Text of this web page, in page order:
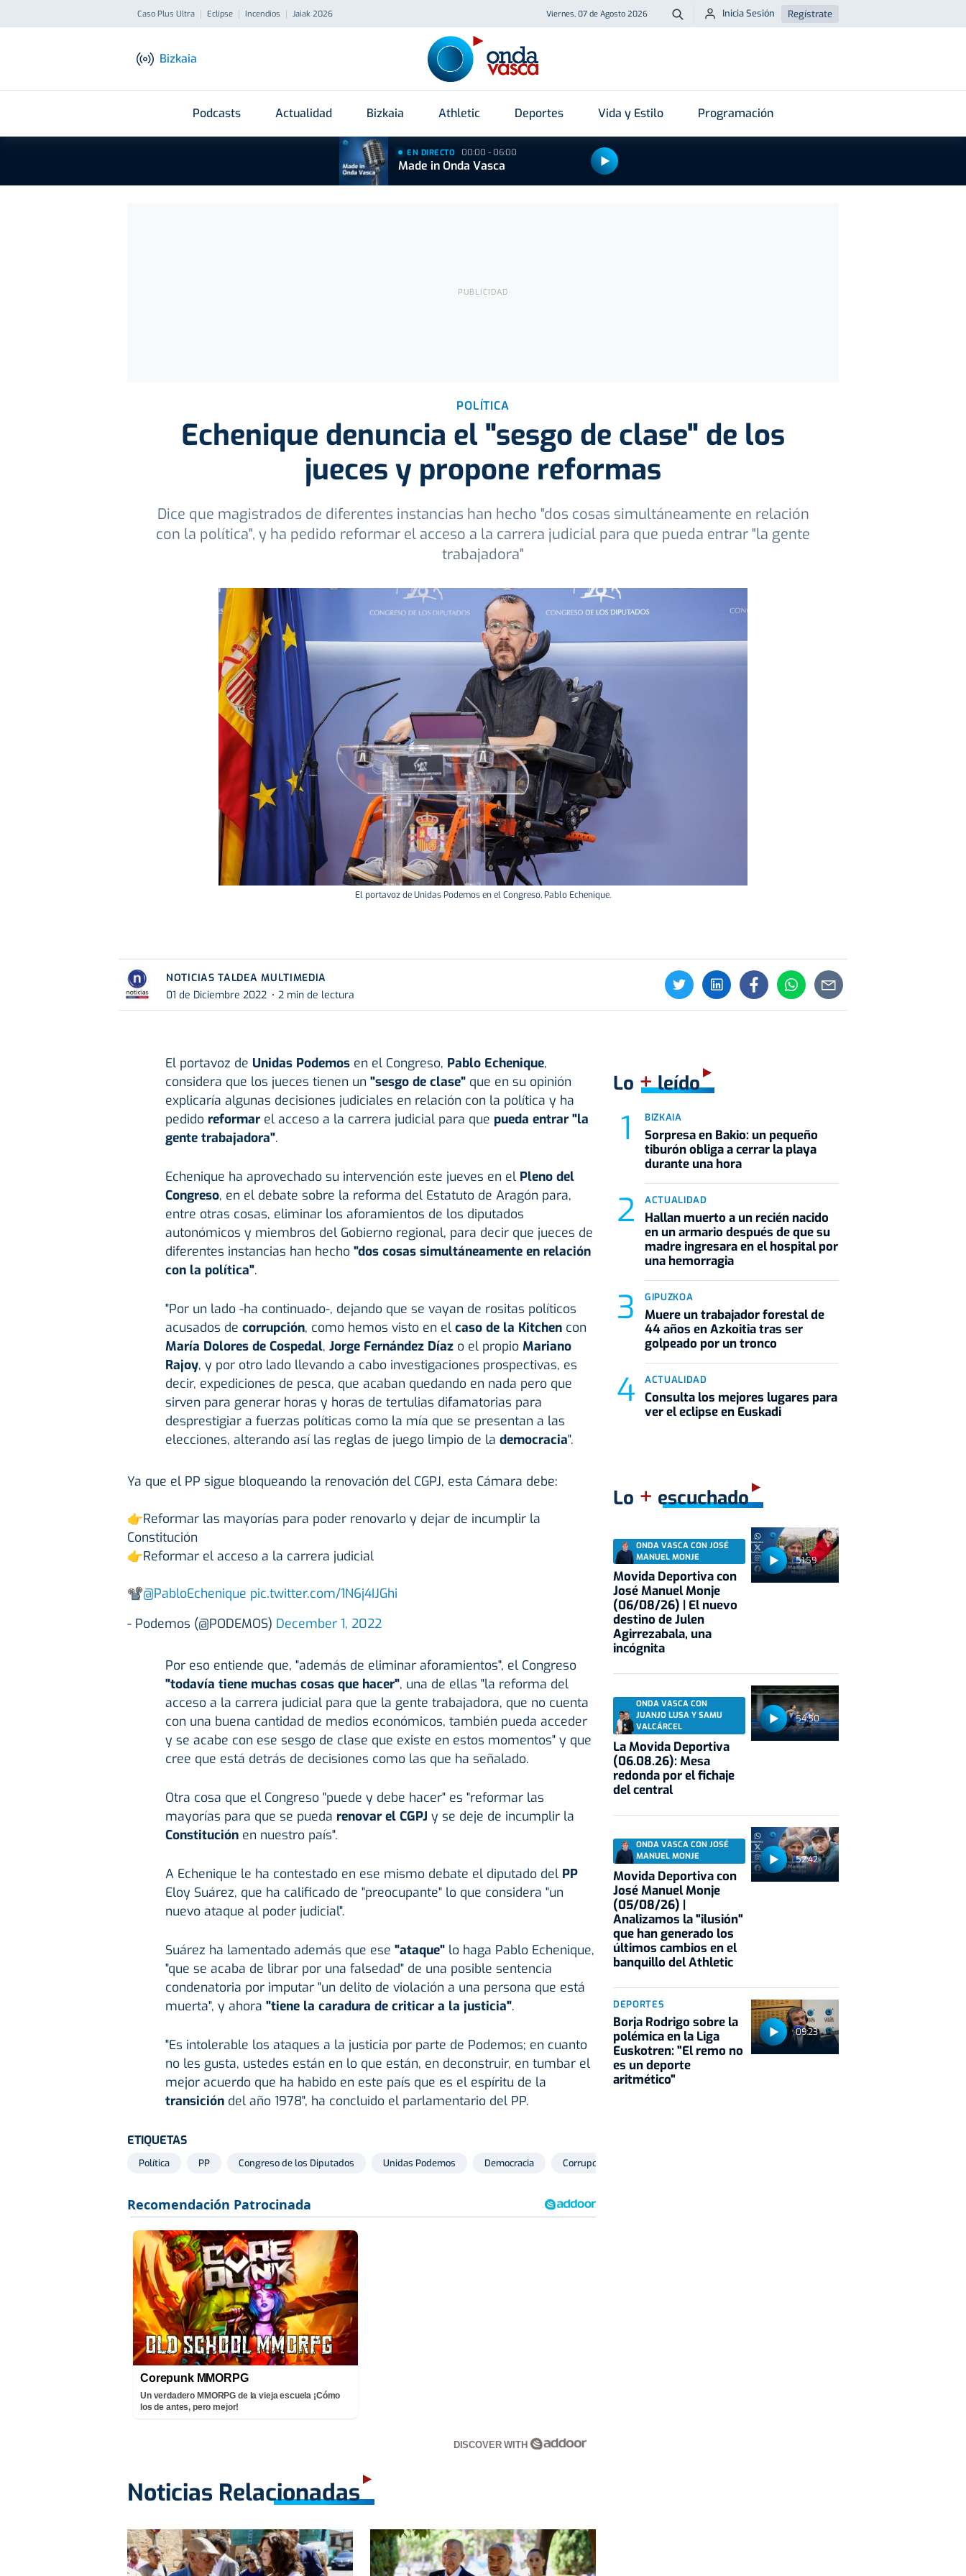
Caso Plus Ultra Eclipse Incendios Jaiak 2026 Viernes, 07 de Agosto 2026 Buscar
Inicia Sesión Regístrate
Bizkaia
Podcasts Actualidad Bizkaia Athletic Deportes Vida y Estilo Programación
EN DIRECTO 00:00 - 06:00
Made in Onda Vasca
POLÍTICA
Echenique denuncia el "sesgo de clase" de los
jueces y propone reformas
Dice que magistrados de diferentes instancias han hecho "dos cosas simultáneamente en relación
con la política", y ha pedido reformar el acceso a la carrera judicial para que pueda entrar "la gente
trabajadora"
El portavoz de Unidas Podemos en el Congreso, Pablo Echenique.
NOTICIAS TALDEA MULTIMEDIA
01 de Diciembre 2022
2 min de lectura
El portavoz de Unidas Podemosen el Congreso, Pablo Echenique,
considera que los jueces tienen un "sesgo de clase"que en su opinión
explicaría algunas decisiones judiciales en relación con la política y ha
pedido reformarel acceso a la carrera judicial para que pueda entrar "la
gente trabajadora".
Echenique ha aprovechado su intervención este jueves en el Pleno del
Congreso, en el debate sobre la reforma del Estatuto de Aragón para,
entre otras cosas, eliminar los aforamientos de los diputados
autonómicos y miembros del Gobierno regional, para decir que jueces de
diferentes instancias han hecho "dos cosas simultáneamente en relación
con la política".
"Por un lado -ha continuado-, dejando que se vayan de rositas políticos
acusados de corrupción, como hemos visto en el caso de la Kitchencon
María Dolores de Cospedal, Jorge Fernández Díazo el propio Mariano
Rajoy, y por otro lado llevando a cabo investigaciones prospectivas, es
decir, expediciones de pesca, que acaban quedando en nada pero que
sirven para generar horas y horas de tertulias difamatorias para
desprestigiar a fuerzas políticas como la mía que se presentan a las
elecciones, alterando así las reglas de juego limpio de la democracia".
Ya que el PP sigue bloqueando la renovación del CGPJ, esta Cámara debe:
👉Reformar las mayorías para poder renovarlo y dejar de incumplir la
Constitución
👉Reformar el acceso a la carrera judicial
📽@PabloEchenique pic.twitter.com/1N6j4IJGhi
- Podemos (@PODEMOS) December 1, 2022
Por eso entiende que, "además de eliminar aforamientos", el Congreso
"todavía tiene muchas cosas que hacer", una de ellas "la reforma del
acceso a la carrera judicial para que la gente trabajadora, que no cuenta
con una buena cantidad de medios económicos, también pueda acceder
y se acabe con ese sesgo de clase que existe en estos momentos" y que
cree que está detrás de decisiones como las que ha señalado.
Otra cosa que el Congreso "puede y debe hacer" es "reformar las
mayorías para que se pueda renovar el CGPJ y se deje de incumplir la
Constituciónen nuestro país".
A Echenique le ha contestado en ese mismo debate el diputado del PP
Eloy Suárez, que ha calificado de "preocupante" lo que considera "un
nuevo ataque al poder judicial".
Suárez ha lamentado además que ese "ataque"lo haga Pablo Echenique,
"que se acaba de librar por una falsedad" de una posible sentencia
condenatoria por imputar "un delito de violación a una persona que está
muerta", y ahora "tiene la caradura de criticar a la justicia".
"Es intolerable los ataques a la justicia por parte de Podemos; en cuanto
no les gusta, ustedes están en lo que están, en deconstruir, en tumbar el
mejor acuerdo que ha habido en este país que es el espíritu de la
transicióndel año 1978", ha concluido el parlamentario del PP.
ETIQUETAS
Política PP Congreso de los Diputados Unidas Podemos Democracia Corrupción
Corepunk MMORPG
Un verdadero MMORPG de la vieja escuela ¡Cómo
los de antes, pero mejor!
DISCOVER WITH
Noticias Relacionadas
Lo +leído
BIZKAIA
Sorpresa en Bakio: un pequeño
tiburón obliga a cerrar la playa
durante una hora
ACTUALIDAD
Hallan muerto a un recién nacido
en un armario después de que su
madre ingresara en el hospital por
una hemorragia
GIPUZKOA
Muere un trabajador forestal de
44 años en Azkoitia tras ser
golpeado por un tronco
ACTUALIDAD
Consulta los mejores lugares para
ver el eclipse en Euskadi
Lo + escuchado
51:59
ONDA VASCA CON JOSÉ
MANUEL MONJE
Movida Deportiva con
José Manuel Monje
(06/08/26) | El nuevo
destino de Julen
Agirrezabala, una
incógnita
54:50
ONDA VASCA CON
JUANJO LUSA Y SAMU
VALCÁRCEL
La Movida Deportiva
(06.08.26): Mesa
redonda por el fichaje
del central
52:42
ONDA VASCA CON JOSÉ
MANUEL MONJE
Movida Deportiva con
José Manuel Monje
(05/08/26) |
Analizamos la "ilusión"
que han generado los
últimos cambios en el
banquillo del Athletic
09:23
DEPORTES
Borja Rodrigo sobre la
polémica en la Liga
Euskotren: "El remo no
es un deporte
aritmético"